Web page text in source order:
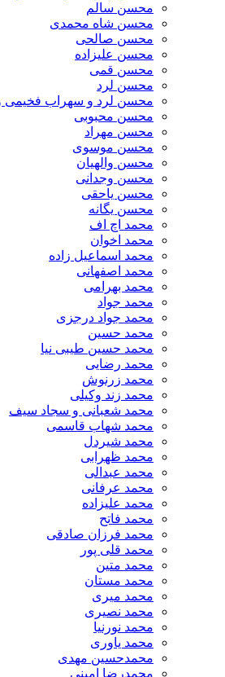
محسن سالم
محسن شاه محمدی
محسن صالحی
محسن علیزاده
محسن قمی
محسن لرد
محسن لرد و سهراب فخیمی
محسن محبوبی
محسن مهراد
محسن موسوی
محسن والهیان
محسن وجدانی
محسن یاحقی
محسن یگانه
محمد اچ اف
محمد اخوان
محمد اسماعیل زاده
محمد اصفهانی
محمد بهرامی
محمد جواد
محمد جواد درجزی
محمد حسین
محمد حسین طیبی نیا
محمد رضایی
محمد زرنوش
محمد زند وکیلی
محمد شعبانی و سجاد سیف
محمد شهاب قاسمی
​محمد شیردل
محمد ظهرابی
محمد عبدالی
محمد عرفانی
محمد علیزاده
محمد فاتح
محمد فرزان صادقی
محمد قلی پور
محمد متین
محمد مستان
محمد میری
محمد نصیری
محمد نورنیا
محمد یاوری
محمدحسین مهدی
محمدرضا امینی